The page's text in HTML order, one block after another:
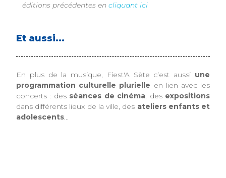
éditions précédentes en cliquant ici
Et aussi...
En plus de la musique, Fiest'A Sète c’est aussi une
programmation culturelle plurielle en lien avec les
concerts : des séances de cinéma, des expositions
dans différents lieux de la ville, des ateliers enfants et
adolescents...